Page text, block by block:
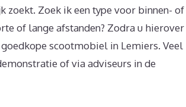
zoekt. Zoek ik een type voor binnen- of
of lange afstanden? Zodra u hierover
scootmobiel in Lemiers. Veel
of via adviseurs in de